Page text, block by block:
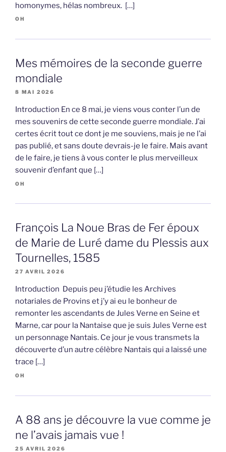
homonymes, hélas nombreux. […]
OH
Mes mémoires de la seconde guerre
mondiale
8 MAI 2026
Introduction En ce 8 mai, je viens vous conter l’un de
mes souvenirs de cette seconde guerre mondiale. J’ai
certes écrit tout ce dont je me souviens, mais je ne l’ai
pas publié, et sans doute devrais-je le faire. Mais avant
de le faire, je tiens à vous conter le plus merveilleux
souvenir d’enfant que […]
OH
François La Noue Bras de Fer époux
de Marie de Luré dame du Plessis aux
Tournelles, 1585
27 AVRIL 2026
Introduction Depuis peu j’étudie les Archives
notariales de Provins et j’y ai eu le bonheur de
remonter les ascendants de Jules Verne en Seine et
Marne, car pour la Nantaise que je suis Jules Verne est
un personnage Nantais. Ce jour je vous transmets la
découverte d’un autre célèbre Nantais qui a laissé une
trace […]
OH
A 88 ans je découvre la vue comme je
ne l’avais jamais vue !
25 AVRIL 2026